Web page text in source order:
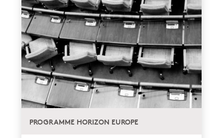
PROGRAMME HORIZON EUROPE